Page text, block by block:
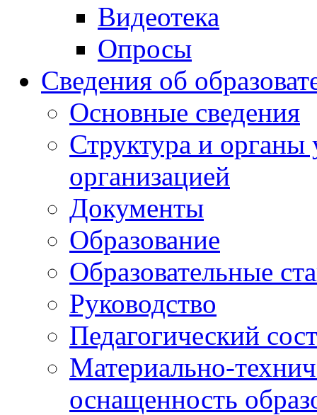
Видеотека
Опросы
Сведения об
Основные сведения
Структура и органы
организацией
Документы
Образование
Образовательные
Руководство
Педагогический
Материально-
оснащенность